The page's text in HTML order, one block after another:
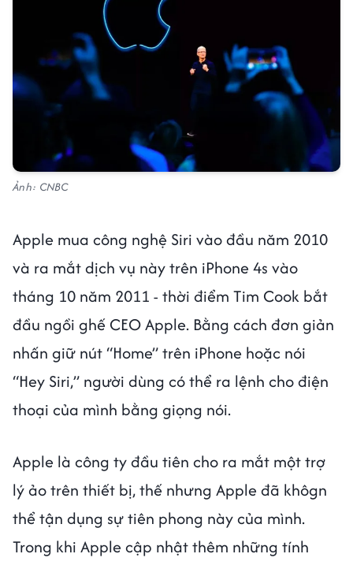
Ảnh: CNBC
Apple mua công nghệ Siri vào đầu năm 2010
và ra mắt dịch vụ này trên iPhone 4s vào
tháng 10 năm 2011 - thời điểm Tim Cook bắt
đầu ngồi ghế CEO Apple. Bằng cách đơn giản
nhấn giữ nút “Home” trên iPhone hoặc nói
“Hey Siri,” người dùng có thể ra lệnh cho điện
thoại của mình bằng giọng nói.
Apple là công ty đầu tiên cho ra mắt một trợ
lý ảo trên thiết bị, thế nhưng Apple đã khôgn
thể tận dụng sự tiên phong này của mình.
Trong khi Apple cập nhật thêm những tính